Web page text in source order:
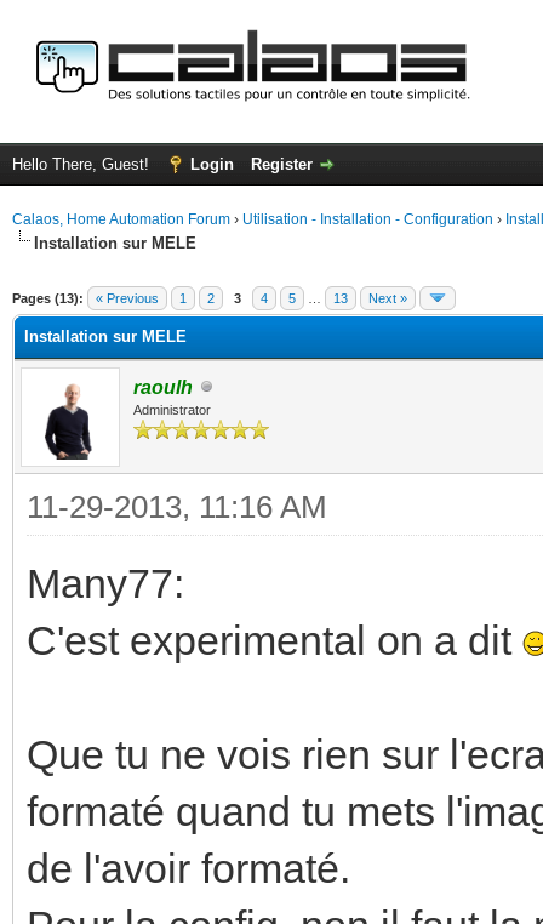
Hello There, Guest! Login Register
Calaos, Home Automation Forum › Utilisation - Installation - Configuration ›
Installation sur MELE
Pages (13): « Previous 1 2 3 4 5 13 Next »
Installation sur MELE
raoulh
Administrator
11-29-2013, 11:16 AM
Many77:
C'est experimental on a dit
Que tu ne vois rien sur
formaté quand tu mets
de l'avoir formaté.